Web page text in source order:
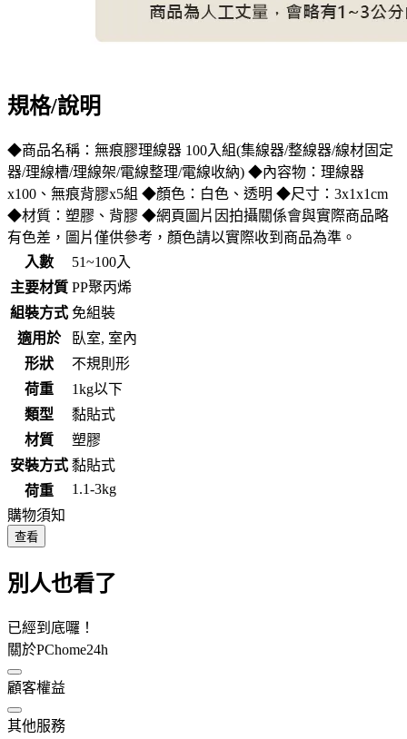
規格/說明
◆商品名稱：無痕膠理線器 100入組(集線器/整線器/線材固定
器/理線槽/理線架/電線整理/電線收納) ◆內容物：理線器
x100、無痕背膠x5組 ◆顏色：白色、透明 ◆尺寸：3x1x1cm
◆材質：塑膠、背膠 ◆網頁圖片因拍攝關係會與實際商品略
有色差，圖片僅供參考，顏色請以實際收到商品為準。
入數
51~100入
主要材質 PP聚丙烯
組裝方式 免組裝
適用於
臥室, 室內
形狀
不規則形
荷重
1kg以下
類型
黏貼式
材質
塑膠
安裝方式 黏貼式
荷重
1.1-3kg
購物須知
查看
別人也看了
已經到底囉！
關於PChome24h
顧客權益
其他服務